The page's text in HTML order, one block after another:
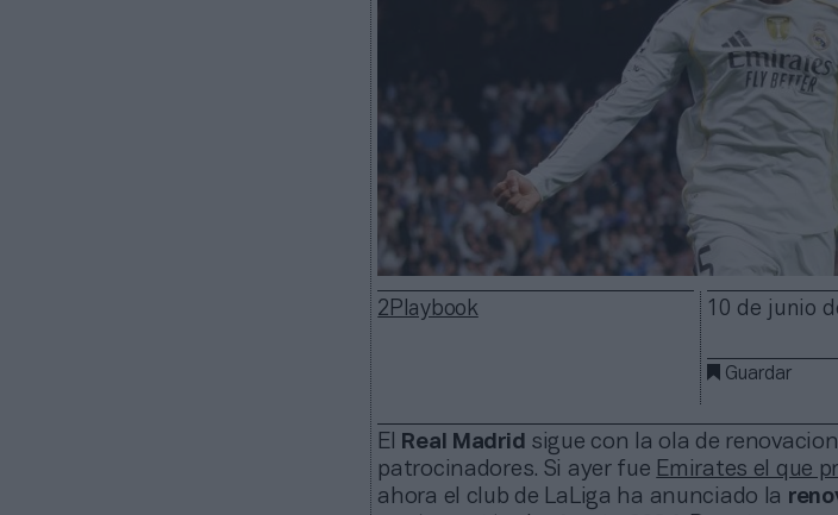
2Playbook 10 de junio
Guardar
El Real Madrid sigue con la ola de
patrocinadores. Si ayer fue Emirates el que
ahora el club de LaLiga ha anunciado la